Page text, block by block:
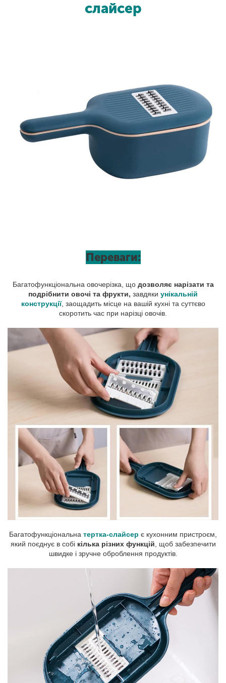
слайсер
Переваги:
Багатофункціональна овочерізка, що дозволяє нарізати та
подрібнити овочі та фрукти, завдяки унікальній
конструкції, заощадить місце на вашій кухні та суттєво
скоротить час при нарізці овочів.
Багатофункціональна тертка-слайсер є кухонним пристроєм,
який поєднує в собі кілька різних функцій, щоб забезпечити
швидке і зручне оброблення продуктів.